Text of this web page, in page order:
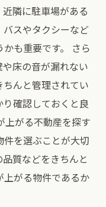
隣に駐車場がある
スやタクシーなど
も重要です。 さら
床の音が漏れない
んと管理されてい
確認しておくと良
上がる不動産を探す
を選ぶことが大切
質などをきちんと
がる物件であるか